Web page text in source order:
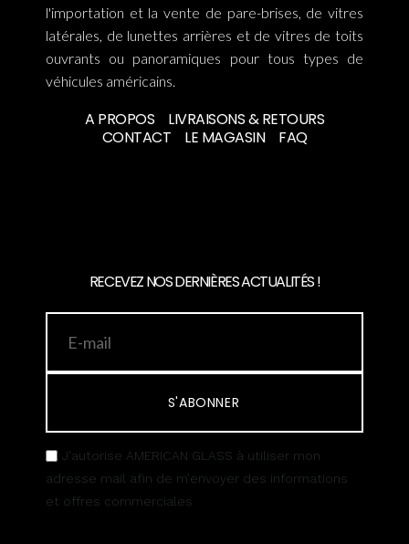
l'importation et la vente de pare-brises, de vitres
latérales, de lunettes arrières et de vitres de toits
ouvrants ou panoramiques pour tous types de
véhicules américains.
A PROPOS
LIVRAISONS & RETOURS
CONTACT
LE MAGASIN FAQ
RECEVEZ NOS DERNIÈRES ACTUALITÉS !
S'ABONNER
J’autorise AMERICAN GLASS à utiliser mon
adresse mail afin de m’envoyer des informations
et offres commerciales